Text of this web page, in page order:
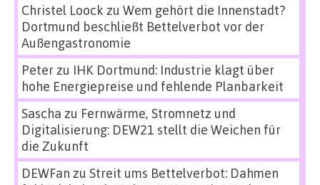
Christel Loock zu Wem gehört die Innenstadt?
Dortmund beschließt Bettelverbot vor der
Außengastronomie
Peterzu IHK Dortmund: Industrie klagt über
hohe Energiepreise und fehlende Planbarkeit
Sascha zu Fernwärme, Stromnetz und
Digitalisierung: DEW21 stellt die Weichen für
die Zukunft
DEWFan zu Streit ums Bettelverbot: Dahmen